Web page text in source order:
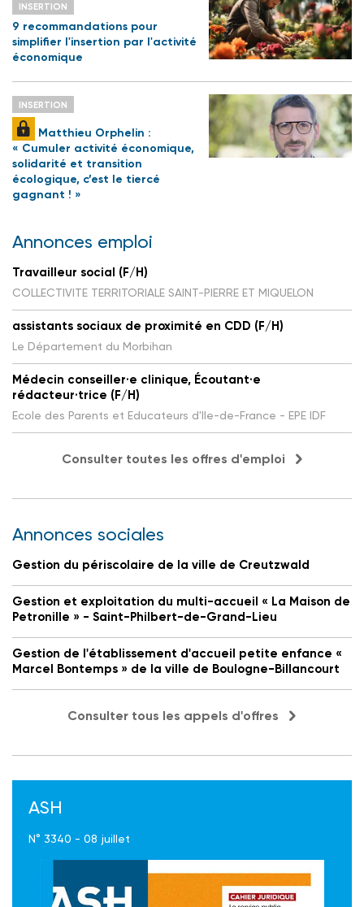
INSERTION
9 recommandations pour
simplifier l'insertion par l'activité
économique
INSERTION
Matthieu Orphelin :
« Cumuler activité économique,
solidarité et transition
écologique, c’est le tiercé
gagnant ! »
Annonces emploi
Travailleur social (F/H)
COLLECTIVITE TERRITORIALE SAINT-PIERRE ET MIQUELON
assistants sociaux de proximité en CDD (F/H)
Le Département du Morbihan
Médecin conseiller·e clinique, Écoutant·e
rédacteur·trice (F/H)
Ecole des Parents et Educateurs d'Ile-de-France - EPE IDF
Consulter toutes les offres d'emploi
Annonces sociales
Gestion du périscolaire de la ville de Creutzwald
Gestion et exploitation du multi-accueil « La Maison de
Petronille » - Saint-Philbert-de-Grand-Lieu
Gestion de l'établissement d'accueil petite enfance «
Marcel Bontemps » de la ville de Boulogne-Billancourt
Consulter tous les appels d'offres
ASH
N° 3340 - 08 juillet